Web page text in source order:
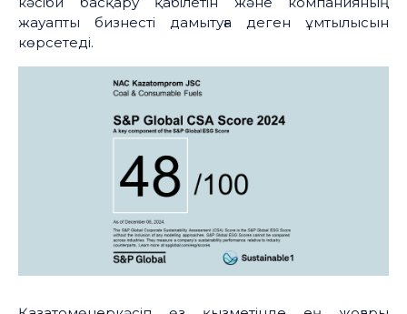
жауапты бизнесті дамытуға деген ұмтылысын
көрсетеді.